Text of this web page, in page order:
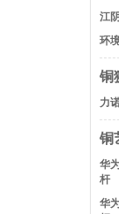
江
环
铜
力
铜
华
杆
华